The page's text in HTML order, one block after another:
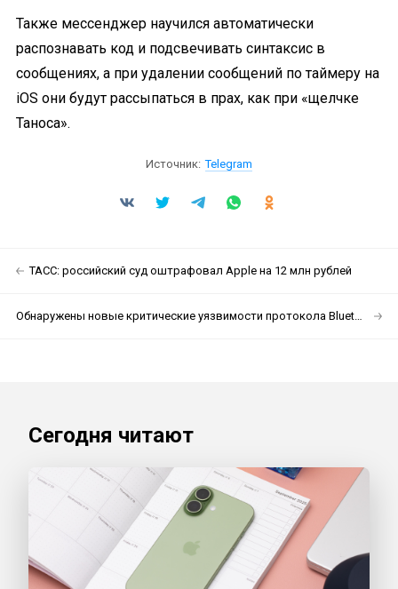
Также мессенджер научился автоматически
распознавать код и подсвечивать синтаксис в
сообщениях, а при удалении сообщений по таймеру на
iOS они будут рассыпаться в прах, как при «щелчке
Таноса».
Источник: Telegram
ТАСС: российский суд оштрафовал Apple на 12 млн рублей
Обнаружены новые критические уязвимости протокола Bluetooth
Сегодня читают